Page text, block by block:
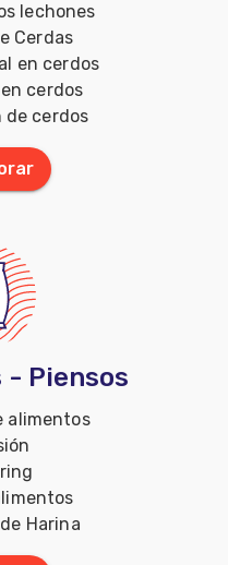
lechones
Cerdas
en cerdos
cerdos
cerdos
- Piensos
alimentos
Harina